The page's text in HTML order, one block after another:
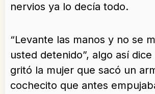
nervios ya lo decía todo.
“Levante las manos y no se
usted detenido”, algo así dice
gritó la mujer que sacó un
cochecito que antes